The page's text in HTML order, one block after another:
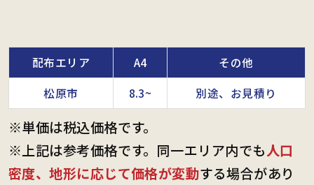
配布エリア A4
その他
松原市
8.3~ 別途、お見積り
※単価は税込価格です。
※上記は参考価格です。同一エリア内でも人口
密度、地形に応じて価格が変動する場合があり